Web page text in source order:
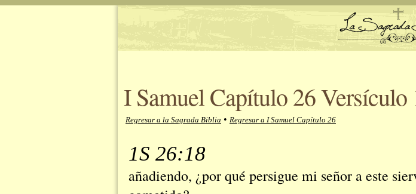
I Samuel Capítulo 26 Versículo
Regresar a la Sagrada Biblia • Regresar a I Samuel Capítulo 26
1S 26:18
añadiendo, ¿por qué persigue mi señor a este